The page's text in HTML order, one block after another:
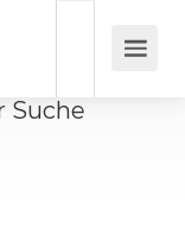
Suche